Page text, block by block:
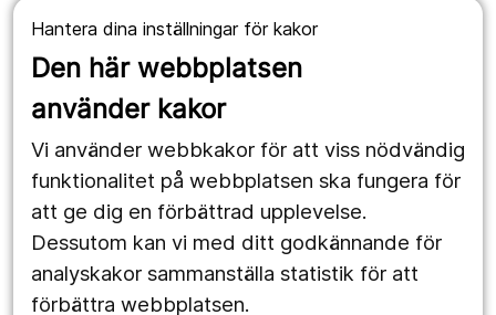
Hantera dina inställningar för kakor
Den här webbplatsen
använder kakor
Vi använder webbkakor för att viss nödvändig
funktionalitet på webbplatsen ska fungera för
att ge dig en förbättrad upplevelse.
Dessutom kan vi med ditt godkännande för
analyskakor sammanställa statistik för att
förbättra webbplatsen.
1177.se
Länstrafiken
Utveckling
Följ oss
Facebook